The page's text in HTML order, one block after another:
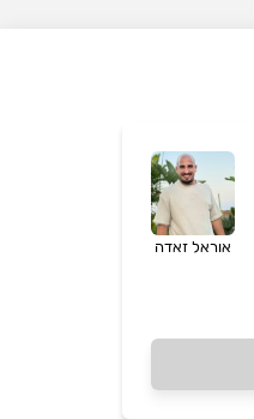
אוראל זאדה